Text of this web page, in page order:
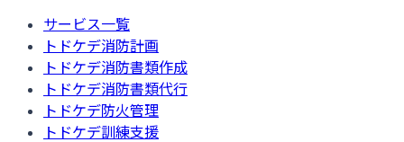
サービス一覧
トドケデ消防計画
トドケデ消防書類作成
トドケデ消防書類代行
トドケデ防火管理
トドケデ訓練支援